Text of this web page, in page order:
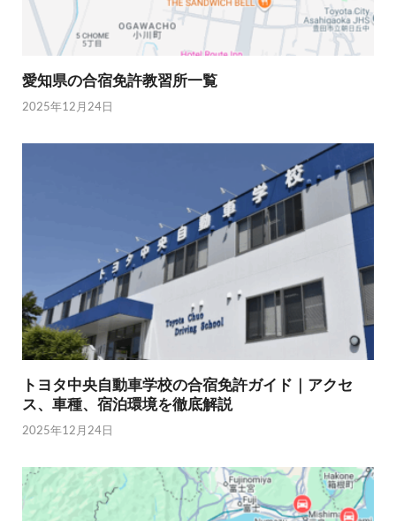
愛知県の合宿免許教習所一覧
2025年12月24日
トヨタ中央自動車学校の合宿免許ガイド｜アクセ
ス、車種、宿泊環境を徹底解説
2025年12月24日